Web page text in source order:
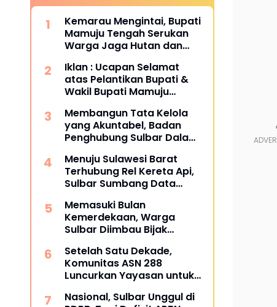
Kemarau Mengintai, Bupati
Mamuju Tengah Serukan
Warga Jaga Hutan dan
Iklan : Ucapan Selamat
atas Pelantikan Bupati &
Wakil Bupati Mamuju
Membangun Tata Kelola
yang Akuntabel, Badan
Penghubung Sulbar Dalami
Jasa
Menuju Sulawesi Barat
Terhubung Rel Kereta Api,
Sulbar Sumbang Data
Memasuki Bulan
Kemerdekaan, Warga
Sulbar Diimbau Bijak
Setelah Satu Dekade,
Komunitas ASN 288
Luncurkan Yayasan untuk
Kesehatan
Nasional, Sulbar Unggul di